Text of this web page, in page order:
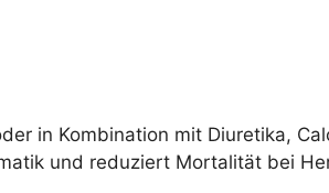
in Kombination mit Diuretika,
und reduziert Mortalität bei